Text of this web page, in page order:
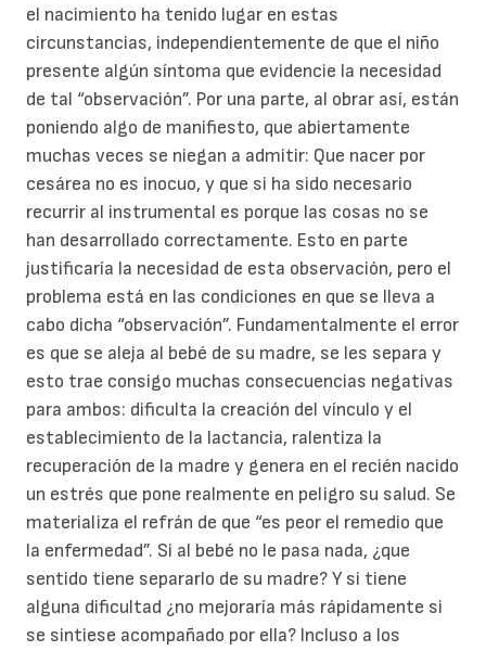
el nacimiento ha tenido lugar en estas
circunstancias, independientemente de que el niño
presente algún síntoma que evidencie la necesidad
de tal “observación”. Por una parte, al obrar así, están
poniendo algo de manifiesto, que abiertamente
muchas veces se niegan a admitir: Que nacer por
cesárea no es inocuo, y que si ha sido necesario
recurrir al instrumental es porque las cosas no se
han desarrollado correctamente. Esto en parte
justificaría la necesidad de esta observación, pero el
problema está en las condiciones en que se lleva a
cabo dicha “observación”. Fundamentalmente el error
es que se aleja al bebé de su madre, se les separa y
esto trae consigo muchas consecuencias negativas
para ambos: dificulta la creación del vínculo y el
establecimiento de la lactancia, ralentiza la
recuperación de la madre y genera en el recién nacido
un estrés que pone realmente en peligro su salud. Se
materializa el refrán de que “es peor el remedio que
la enfermedad”. Si al bebé no le pasa nada, ¿que
sentido tiene separarlo de su madre? Y si tiene
alguna dificultad ¿no mejoraría más rápidamente si
se sintiese acompañado por ella? Incluso a los